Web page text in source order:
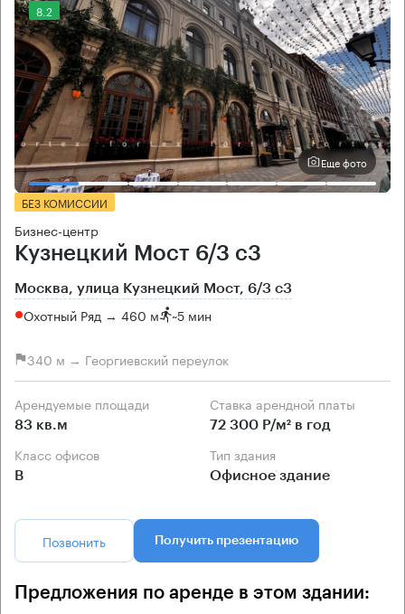
8.2
Еще фото
БЕЗ КОМИССИИ
Бизнес-центр
Кузнецкий Мост 6/3 с3
Москва, улица Кузнецкий Мост, 6/3 с3
Охотный Ряд → 460 м ~5 мин
340 м → Георгиевский переулок
Арендуемые площади
83 кв.м
Ставка арендной платы
72 300 Р/м² в год
Класс офисов
B
Тип здания
Офисное здание
Позвонить Получить презентацию
Предложения по аренде в этом здании: